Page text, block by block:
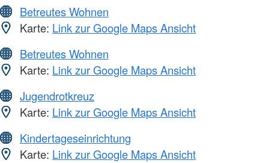
Betreutes Wohnen
Karte: Link zur Google Maps Ansicht
Betreutes Wohnen
Karte: Link zur Google Maps Ansicht
Jugendrotkreuz
Karte: Link zur Google Maps Ansicht
Kindertageseinrichtung
Karte: Link zur Google Maps Ansicht